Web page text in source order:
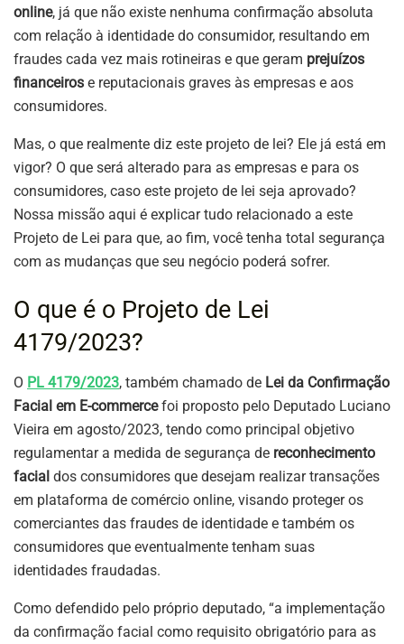
online, já que não existe nenhuma confirmação absoluta
com relação à identidade do consumidor, resultando em
fraudes cada vez mais rotineiras e que geram prejuízos
financeiros e reputacionais graves às empresas e aos
consumidores.
Mas, o que realmente diz este projeto de lei? Ele já está em
vigor? O que será alterado para as empresas e para os
consumidores, caso este projeto de lei seja aprovado?
Nossa missão aqui é explicar tudo relacionado a este
Projeto de Lei para que, ao fim, você tenha total segurança
com as mudanças que seu negócio poderá sofrer.
O que é o Projeto de Lei
4179/2023?
O PL 4179/2023, também chamado de Lei da Confirmação
Facial em E-commercefoi proposto pelo Deputado Luciano
Vieira em agosto/2023, tendo como principal objetivo
regulamentar a medida de segurança de reconhecimento
facial dos consumidores que desejam realizar transações
em plataforma de comércio online, visando proteger os
comerciantes das fraudes de identidade e também os
consumidores que eventualmente tenham suas
identidades fraudadas.
Como defendido pelo próprio deputado, “a implementação
da confirmação facial como requisito obrigatório para as